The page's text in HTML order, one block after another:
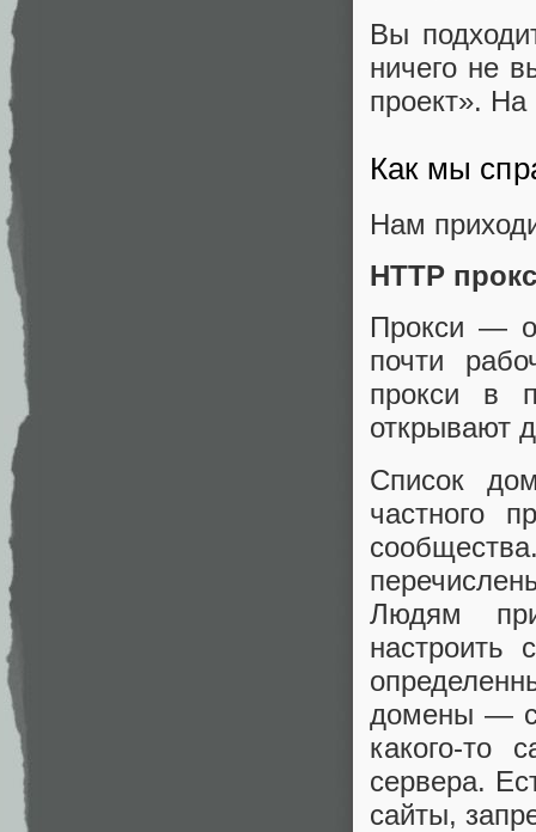
Вы
ничего не
проект».
Как мы
Нам
HTTP
Прокси —
почти
прокси в
открывают
Список
частного
Людям
настроить
домены —
какого-то
сервера.
сайты,